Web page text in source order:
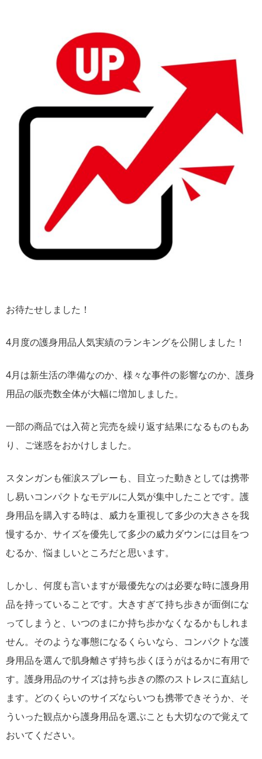
お待たせしました！
4月度の護身用品人気実績のランキングを公開しました！
4月は新生活の準備なのか、様々な事件の影響なのか、護身
用品の販売数全体が大幅に増加しました。
一部の商品では入荷と完売を繰り返す結果になるものもあ
り、ご迷惑をおかけしました。
スタンガンも催涙スプレーも、目立った動きとしては携帯
し易いコンパクトなモデルに人気が集中したことです。護
身用品を購入する時は、威力を重視して多少の大きさを我
慢するか、サイズを優先して多少の威力ダウンには目をつ
むるか、悩ましいところだと思います。
しかし、何度も言いますが最優先なのは必要な時に護身用
品を持っていることです。大きすぎて持ち歩きが面倒にな
ってしまうと、いつのまにか持ち歩かなくなるかもしれま
せん。そのような事態になるくらいなら、コンパクトな護
身用品を選んで肌身離さず持ち歩くほうがはるかに有用で
す。護身用品のサイズは持ち歩きの際のストレスに直結し
ます。どのくらいのサイズならいつも携帯できそうか、そ
ういった観点から護身用品を選ぶことも大切なので覚えて
おいてください。